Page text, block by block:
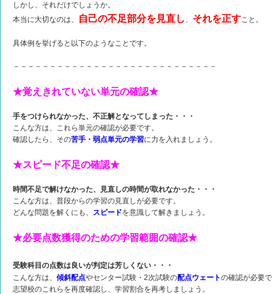
しかし、それだけでしょうか。
本当に大切なのは、
自己の不足部分を見直し 、 それを正すこと。
具体例を挙げると以下のようなことです。
－－－－－－－－－－－－－－－－－－－－－－－－－－－－
★覚えきれていない単元の確認★
手をつけられなかった、不正解となってしまった・・・
こんな方は、これら単元の確認が必要です。
確認したら、その苦手・弱点単元の学習に力を入れましょう。
★スピード不足の確認★
時間不足で解けなかった、見直しの時間が取れなかった・・・
こんな方は、普段からの学習の見直しが必要です。
どんな問題を解くにも、 スピードを意識して解きましょう。
★必要点数獲得のための学習範囲の確認★
受験科目の点数は良いが判定は芳しくない・・・
こんな方は、 傾斜配点やセンター試験・2次試験の配点ウェートの確認が必要
志望校のこれらを再度確認し、学習割合を再考しましょう。